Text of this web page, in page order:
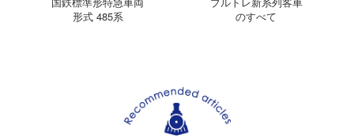
形式 485系
のすべて